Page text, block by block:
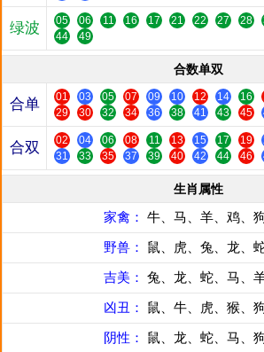
绿波 05 06 11 16 17 21 22 27 28
44
49
合数单双
合单 01 03 05 07 09 10 12 14 16
29
30 32 34 36 38 41 43 45
合双 02 04 06 08 11 13 15 17 19
31
33 35 37 39 40 42 44 46
生肖属性
家禽： 牛、马、羊、鸡、
野兽： 鼠、虎、兔、龙、
吉美： 兔、龙、蛇、马、
凶丑： 鼠、牛、虎、猴、
阴性： 鼠、龙、蛇、马、